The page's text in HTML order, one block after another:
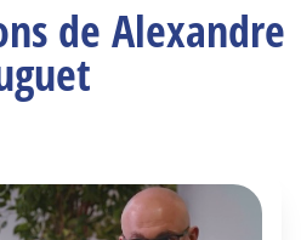
de Alexandre